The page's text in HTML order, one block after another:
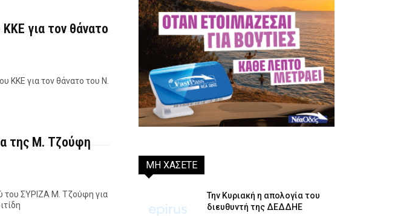
για τον θάνατο
ΚΚΕ για τον θάνατο του Ν.
της Μ. Τζούφη
του ΣΥΡΙΖΑ Μ. Τζούφη για
ΜΗ ΧΑΣΕΤΕ
Την Κυριακή η απολογία του
διευθυντή της ΔΕΔΔΗΕ